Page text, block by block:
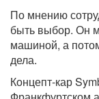
По мнению
быть выбор. Он
машиной, а
дела.
Концепт-кар